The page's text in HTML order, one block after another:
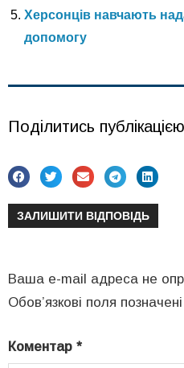
Херсонців навчають
допомогу
Поділитись публікацією
ЗАЛИШИТИ ВІДПОВІДЬ
Ваша e-mail адреса не
Обов’язкові поля позначені
Коментар *